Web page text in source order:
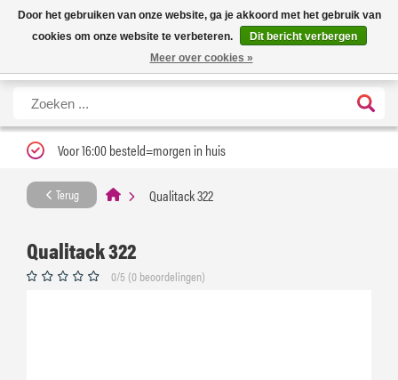
Nieuwe levertijd: 1 tot 3 werkdagen | Nu 25% korting op gehele assortiment
Carfume met kortingscode ''verfrissend''
X
Voor 16:00 besteld=morgen in huis
Terug Qualitack 322
Qualitack 322
0/5 (0 beoordelingen)
Door het gebruiken van onze website, ga je akkoord met het gebruik van
cookies om onze website te verbeteren.
Dit bericht verbergen
Meer over cookies »